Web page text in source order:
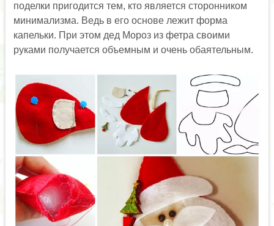
поделки пригодится тем, кто является сторонником
минимализма. Ведь в его основе лежит форма
капельки. При этом дед Мороз из фетра своими
руками получается объемным и очень обаятельным.